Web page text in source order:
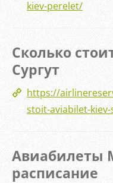
kiev-perelet/
Сколько
Сургут
https://
stoit-aviabilet-
Авиабилеты
расписание